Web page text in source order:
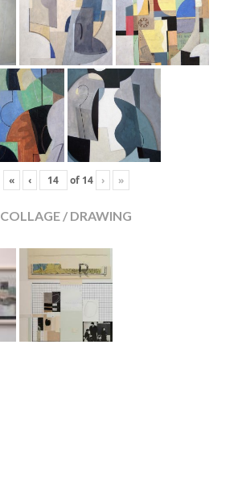
« ‹ of 14 › »
COLLAGE / DRAWING